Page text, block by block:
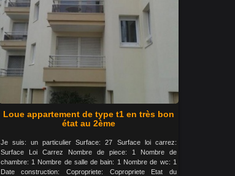
Loue appartement de type t1 en très bon
état au 2ème
Je suis: un particulier Surface: 27 Surface loi carrez:
Surface Loi Carrez Nombre de piece: 1 Nombre de
chambre: 1 Nombre de salle de bain: 1 Nombre de wc: 1
Date construction: Copropriete: Copropriete Etat du